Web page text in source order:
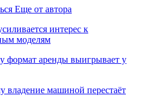
Еще от автора
интерес к
моделям
формат аренды выигрывает у
владение машиной перестаёт